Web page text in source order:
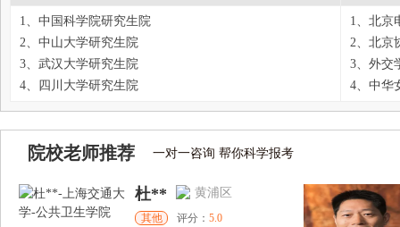
1、中国科学院研究生院
2、中山大学研究生院
3、武汉大学研究生院
4、四川大学研究生院
1、北京
2、北京
3、外交
4、中华
院校老师推荐 一对一咨询 帮你科学报考
杜** 黄浦区
其他 评分： 5.0